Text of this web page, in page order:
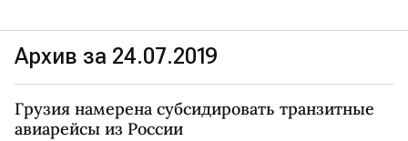
Архив за 24.07.2019
Грузия намерена субсидировать транзитные
авиарейсы из России